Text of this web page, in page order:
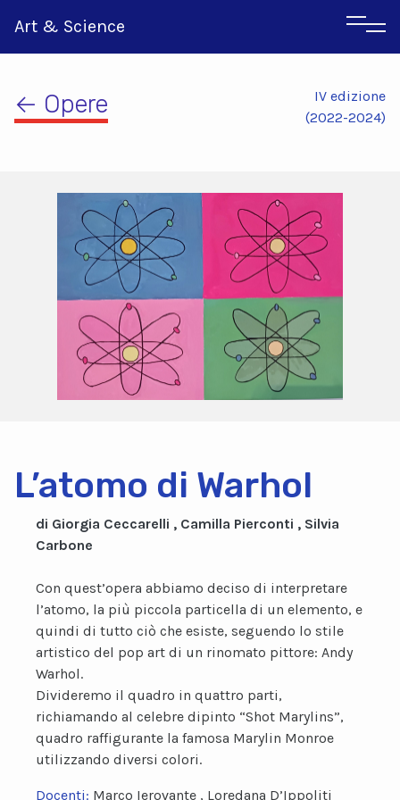
Art & Science
Inglese
Greco
← Opere
IV edizione
(2022-2024)
L’atomo di Warhol
di Giorgia Ceccarelli , Camilla Pierconti , Silvia
Carbone
Con quest’opera abbiamo deciso di interpretare
l’atomo, la più piccola particella di un elemento, e
quindi di tutto ciò che esiste, seguendo lo stile
artistico del pop art di un rinomato pittore: Andy
Warhol.
Divideremo il quadro in quattro parti,
richiamando al celebre dipinto “Shot Marylins”,
quadro raffigurante la famosa Marylin Monroe
utilizzando diversi colori.
Docenti: Marco Ierovante , Loredana D’Ippoliti